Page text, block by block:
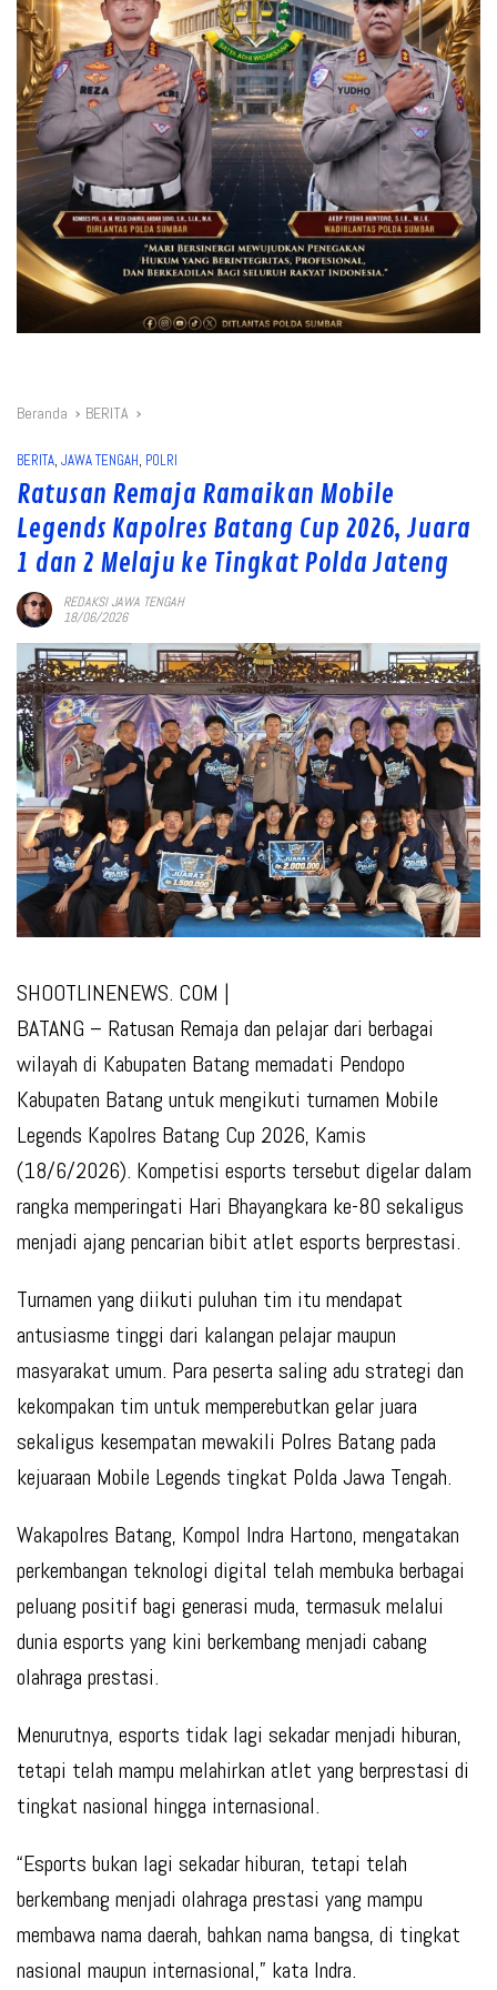
Beranda BERITA
BERITA, JAWA TENGAH, POLRI
Ratusan Remaja Ramaikan Mobile
Legends Kapolres Batang Cup 2026, Juara
1 dan 2 Melaju ke Tingkat Polda Jateng
REDAKSI JAWA TENGAH
18/06/2026
SHOOTLINENEWS. COM |
BATANG – Ratusan Remaja dan pelajar dari berbagai
wilayah di Kabupaten Batang memadati Pendopo
Kabupaten Batang untuk mengikuti turnamen Mobile
Legends Kapolres Batang Cup 2026, Kamis
(18/6/2026). Kompetisi esports tersebut digelar dalam
rangka memperingati Hari Bhayangkara ke-80 sekaligus
menjadi ajang pencarian bibit atlet esports berprestasi.
Turnamen yang diikuti puluhan tim itu mendapat
antusiasme tinggi dari kalangan pelajar maupun
masyarakat umum. Para peserta saling adu strategi dan
kekompakan tim untuk memperebutkan gelar juara
sekaligus kesempatan mewakili Polres Batang pada
kejuaraan Mobile Legends tingkat Polda Jawa Tengah.
Wakapolres Batang, Kompol Indra Hartono, mengatakan
perkembangan teknologi digital telah membuka berbagai
peluang positif bagi generasi muda, termasuk melalui
dunia esports yang kini berkembang menjadi cabang
olahraga prestasi.
Menurutnya, esports tidak lagi sekadar menjadi hiburan,
tetapi telah mampu melahirkan atlet yang berprestasi di
tingkat nasional hingga internasional.
“Esports bukan lagi sekadar hiburan, tetapi telah
berkembang menjadi olahraga prestasi yang mampu
membawa nama daerah, bahkan nama bangsa, di tingkat
nasional maupun internasional,” kata Indra.